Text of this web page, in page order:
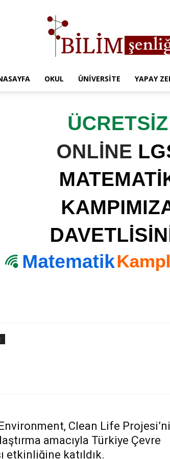
Eğitim
OKUL ÜNIVERSITE YAPAY
Clean Life Projesi’ni
amacıyla Türkiye Çevre
etkinliğine katıldık.